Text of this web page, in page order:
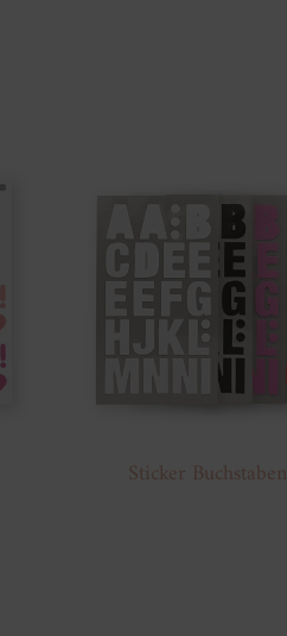
Sticker Buchstaben